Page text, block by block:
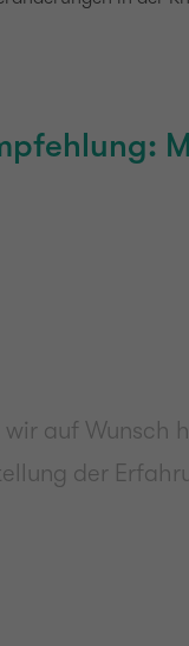
auf Wunsch
der